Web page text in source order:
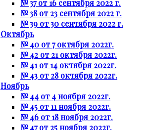
№ 37 от 16 сентября 2022 г.
№ 38 от 23 сентября 2022 г.
№ 39 от 30 сентября 2022 г.
Октябрь
№ 40 от 7 октября 2022г.
№ 42 от 21 октября 2022г.
№ 41 от 14 октября 2022г.
№ 43 от 28 октября 2022г.
Ноябрь
№ 44 от 4 ноября 2022г.
№ 45 от 11 ноября 2022г.
№ 46 от 18 ноября 2022г.
№ 47 от 25 ноября 2022г.